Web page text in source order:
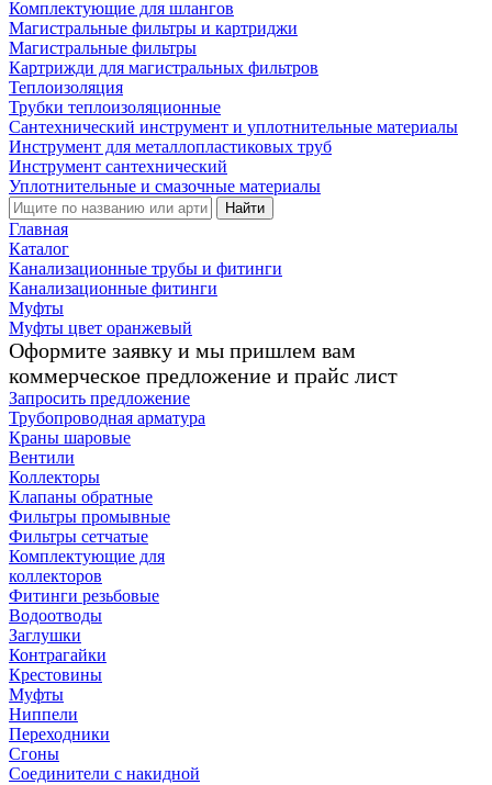
Комплектующие для шлангов
Магистральные фильтры и картриджи
Магистральные фильтры
Картрижди для магистральных фильтров
Теплоизоляция
Трубки теплоизоляционные
Сантехнический инструмент и уплотнительные материалы
Инструмент для металлопластиковых труб
Инструмент сантехнический
Уплотнительные и смазочные материалы
Найти
Главная
Каталог
Канализационные трубы и фитинги
Канализационные фитинги
Муфты
Муфты цвет оранжевый
Оформите заявку и мы пришлем вам
коммерческое предложение и прайс лист
Запросить предложение
Трубопроводная арматура
Краны шаровые
Вентили
Коллекторы
Клапаны обратные
Фильтры промывные
Фильтры сетчатые
Комплектующие для
коллекторов
Фитинги резьбовые
Водоотводы
Заглушки
Контрагайки
Крестовины
Муфты
Ниппели
Переходники
Сгоны
Соединители с накидной